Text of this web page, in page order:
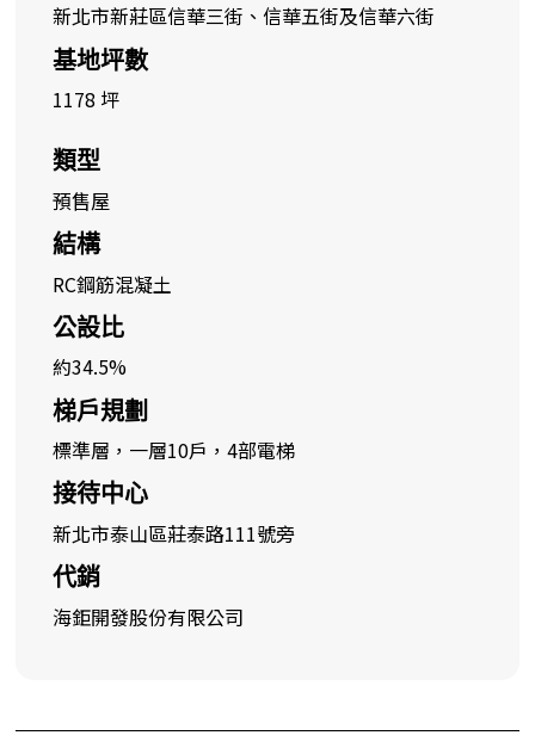
新北市新莊區信華三街、信華五街及信華六街
基地坪數
1178 坪
類型
預售屋
結構
RC鋼筋混凝土
公設比
約34.5%
梯戶規劃
標準層，一層10戶，4部電梯
接待中心
新北市泰山區莊泰路111號旁
代銷
海鉅開發股份有限公司